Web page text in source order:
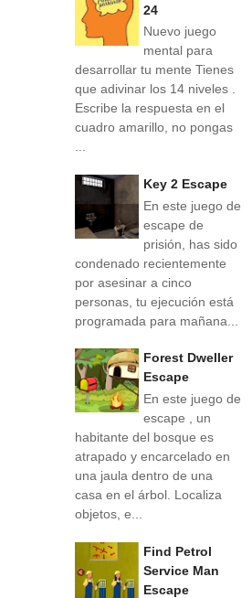
24
Nuevo juego
mental para
desarrollar tu mente Tienes
que adivinar los 14 niveles .
Escribe la respuesta en el
cuadro amarillo, no pongas
...
Key 2 Escape
En este juego de
escape de
prisión, has sido
condenado recientemente
por asesinar a cinco
personas, tu ejecución está
programada para mañana...
Forest Dweller
Escape
En este juego de
escape , un
habitante del bosque es
atrapado y encarcelado en
una jaula dentro de una
casa en el árbol. Localiza
objetos, e...
Find Petrol
Service Man
Escape